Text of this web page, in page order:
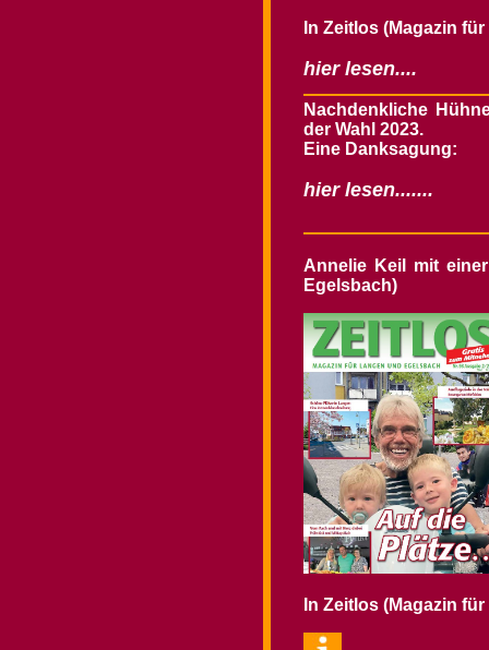
In Zeitlos (Magazin
hier lesen....
Nachdenkliche
der Wahl 2023.
Eine Danksagung:
hier lesen.......
Annelie Keil mit
Egelsbach)
In Zeitlos (Magazin